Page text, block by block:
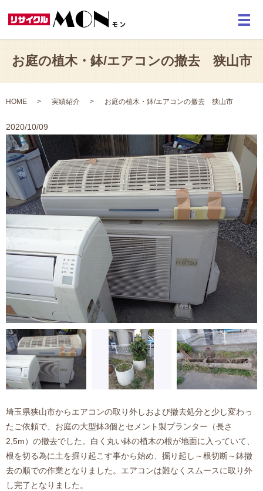
メ
お庭の植木・鉢/エアコンの撤去 狭山市
HOME 実績紹介 お庭の植木・鉢/エアコンの撤去 狭山市
2020/10/09
埼玉県狭山市からエアコンの取り外しおよび撤去処分と少し変わっ
たご依頼で、お庭の大型鉢3個とセメント製プランター（長さ
2,5m）の撤去でした。白く丸い鉢の植木の根が地面に入っていて、
根を切る為に土を掘り起こす事から始め、掘り起し～根切断～鉢撤
去の順での作業となりました。エアコンは難なくスムースに取り外
し完了となりました。